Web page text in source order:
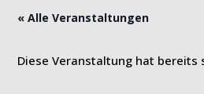
« Alle Veranstaltungen
Diese Veranstaltung hat bereits